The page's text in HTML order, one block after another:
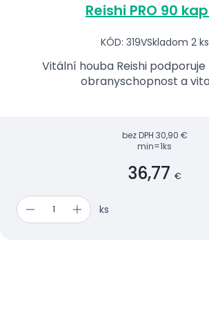
Reishi PRO 90
KÓD: 319VSkladom 2 ks
Vitální houba Reishi
obranyschopnost a
bez DPH 30,90 €
min=1ks
36,77 €
ks